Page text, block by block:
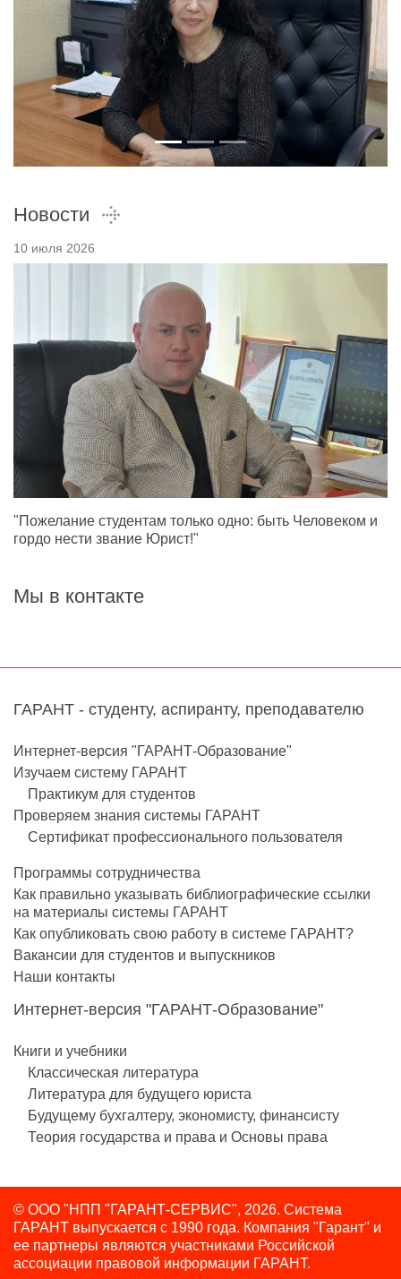
Новости
10 июля 2026
"Пожелание студентам только одно: быть Человеком и
гордо нести звание Юрист!"
Мы в контакте
ГАРАНТ - студенту, аспиранту, преподавателю
Интернет-версия "ГАРАНТ-Образование"
Изучаем систему ГАРАНТ
Практикум для студентов
Проверяем знания системы ГАРАНТ
Сертификат профессионального пользователя
Программы сотрудничества
Как правильно указывать библиографические ссылки
на материалы системы ГАРАНТ
Как опубликовать свою работу в системе ГАРАНТ?
Вакансии для студентов и выпускников
Наши контакты
Интернет-версия "ГАРАНТ-Образование"
Книги и учебники
Классическая литература
Литература для будущего юриста
Будущему бухгалтеру, экономисту, финансисту
Теория государства и права и Основы права
© ООО "НПП "ГАРАНТ-СЕРВИС", 2026. Система
ГАРАНТ выпускается с 1990 года. Компания "Гарант" и
ее партнеры являются участниками Российской
ассоциации правовой информации ГАРАНТ.